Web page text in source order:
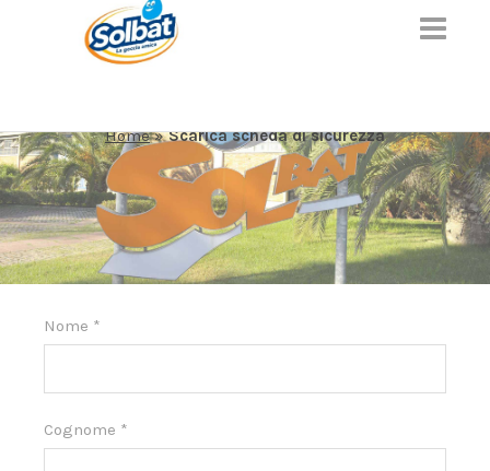
Home»Scarica scheda di sicurezza
Nome *
Cognome *